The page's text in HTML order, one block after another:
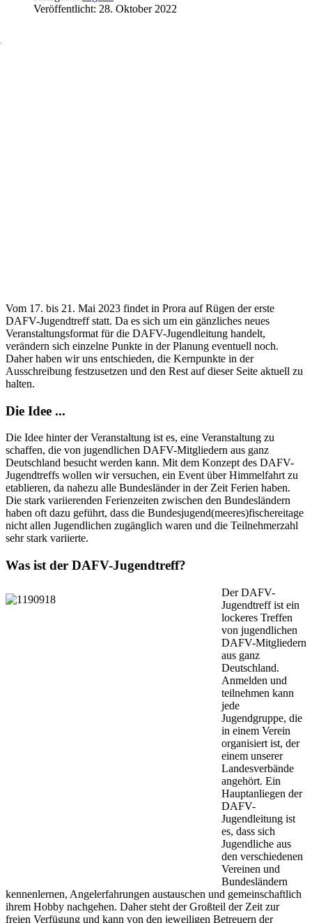
Veröffentlicht: 28. Oktober 2022
Vom 17. bis 21. Mai 2023 findet in Prora auf Rügen der erste
DAFV-Jugendtreff statt. Da es sich um ein gänzliches neues
Veranstaltungsformat für die DAFV-Jugendleitung handelt,
verändern sich einzelne Punkte in der Planung eventuell noch.
Daher haben wir uns entschieden, die Kernpunkte in der
Ausschreibung festzusetzen und den Rest auf dieser Seite aktuell zu
halten.
Die Idee ...
Die Idee hinter der Veranstaltung ist es, eine Veranstaltung zu
schaffen, die von jugendlichen DAFV-Mitgliedern aus ganz
Deutschland besucht werden kann. Mit dem Konzept des DAFV-
Jugendtreffs wollen wir versuchen, ein Event über Himmelfahrt zu
etablieren, da nahezu alle Bundesländer in der Zeit Ferien haben.
Die stark variierenden Ferienzeiten zwischen den Bundesländern
haben oft dazu geführt, dass die Bundesjugend(meeres)fischereitage
nicht allen Jugendlichen zugänglich waren und die Teilnehmerzahl
sehr stark variierte.
Was ist der DAFV-Jugendtreff?
Der DAFV-
Jugendtreff ist ein
lockeres Treffen
von jugendlichen
DAFV-Mitgliedern
aus ganz
Deutschland.
Anmelden und
teilnehmen kann
jede
Jugendgruppe, die
in einem Verein
organisiert ist, der
einem unserer
Landesverbände
angehört. Ein
Hauptanliegen der
DAFV-
Jugendleitung ist
es, dass sich
Jugendliche aus
den verschiedenen
Vereinen und
Bundesländern
kennenlernen, Angelerfahrungen austauschen und gemeinschaftlich
ihrem Hobby nachgehen. Daher steht der Großteil der Zeit zur
freien Verfügung und kann von den jeweiligen Betreuern der